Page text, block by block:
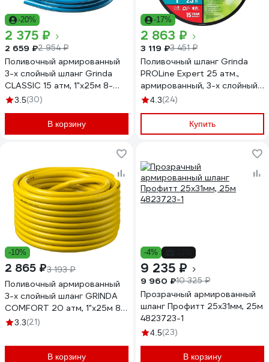
-20%
2 375 ₽
2 659 ₽2 954 ₽
Поливочный армированный
3-х слойный шланг Grinda
CLASSIC 15 атм, 1"х25м 8-
429001-1-25_z02
3.5(30)
В корзину
-17%
2 863 ₽
3 119 ₽3 451 ₽
Поливочный шланг Grinda
PROLine Expert 25 атм.,
армированный, 3-х слойный,
1х25м 8-429005-1-25_z01
4.3(24)
Купить
-10%
2 865 ₽3 193 ₽
Поливочный армированный
3-х слойный шланг GRINDA
COMFORT 20 атм, 1"х25м 8-
429003-1-25_z02
3.3(21)
В корзину
-4%
9 235 ₽
9 960 ₽10 325 ₽
Прозрачный армированный
шланг Профитт 25х31мм, 25м
4823723-1
4.5(23)
В корзину